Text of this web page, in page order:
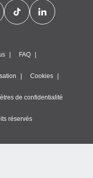
FAQ
Cookies
de confidentialité
réservés